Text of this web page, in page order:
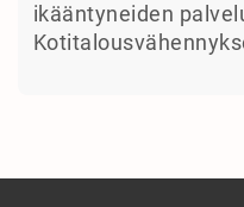
ikääntyneiden